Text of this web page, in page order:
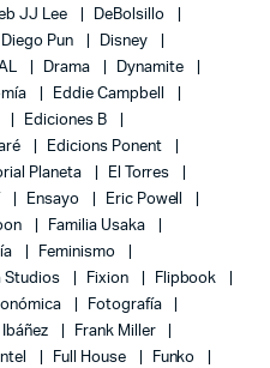
JJ Lee
DeBolsillo
Diego Pun
Disney
Drama
Dynamite
Eddie Campbell
Ediciones B
Edicions Ponent
Planeta
El Torres
Ensayo
Eric Powell
Familia Usaka
Feminismo
Studios Fixion
Flipbook
Fotografía
Frank Miller
Full House
Funko